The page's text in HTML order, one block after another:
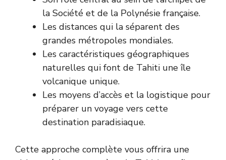
la Société et de la Polynésie française.
Les distances qui la séparent des
grandes métropoles mondiales.
Les caractéristiques géographiques
naturelles qui font de Tahiti une île
volcanique unique.
Les moyens d’accès et la logistique pour
préparer un voyage vers cette
destination paradisiaque.
Cette approche complète vous offrira une